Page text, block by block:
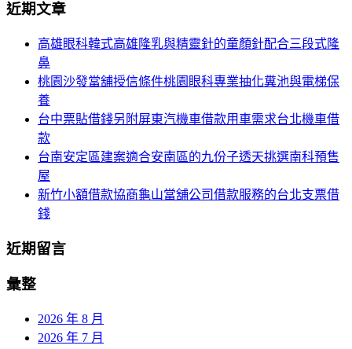
覽
關
近期文章
高雄眼科韓式高雄隆乳與精靈針的童顏針配合三段式隆
鼻
桃園沙發當舖授信條件桃園眼科專業抽化糞池與電梯保
養
台中票貼借錢另附屏東汽機車借款用車需求台北機車借
款
台南安定區建案適合安南區的九份子透天挑選南科預售
屋
新竹小額借款協商龜山當舖公司借款服務的台北支票借
錢
近期留言
彙整
2026 年 8 月
2026 年 7 月